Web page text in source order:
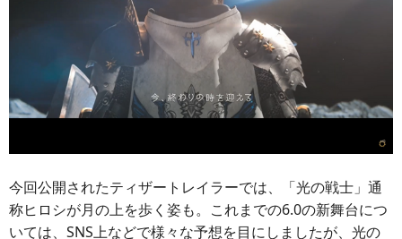
今回公開されたティザートレイラーでは、「光の戦士」通
称ヒロシが月の上を歩く姿も。これまでの6.0の新舞台につ
いては、SNS上などで様々な予想を目にしましたが、光の